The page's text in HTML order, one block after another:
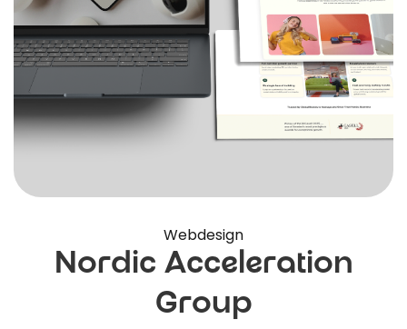
Webdesign
Nordic Acceleration
Group